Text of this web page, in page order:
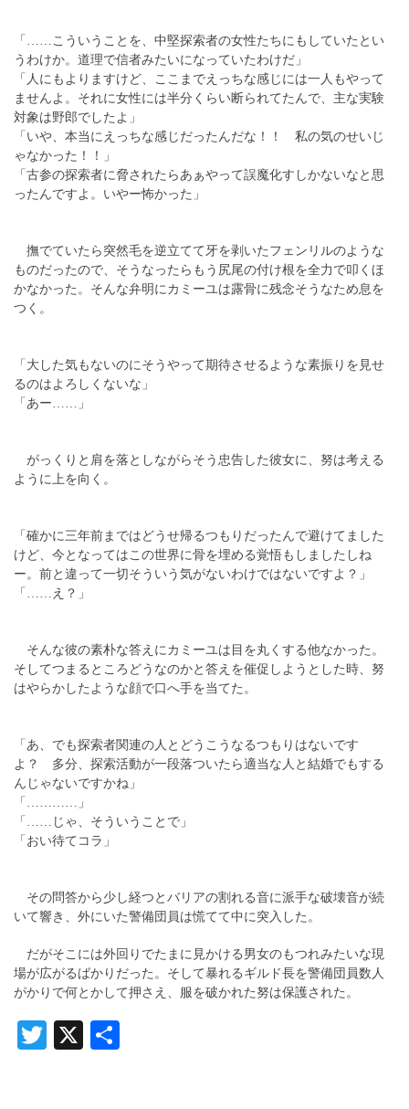
「……こういうことを、中堅探索者の女性たちにもしていたとい
うわけか。道理で信者みたいになっていたわけだ」
「人にもよりますけど、ここまでえっちな感じには一人もやって
ませんよ。それに女性には半分くらい断られてたんで、主な実験
対象は野郎でしたよ」
「いや、本当にえっちな感じだったんだな！！ 私の気のせいじ
ゃなかった！！」
「古参の探索者に脅されたらあぁやって誤魔化すしかないなと思
ったんですよ。いやー怖かった」
撫でていたら突然毛を逆立てて牙を剥いたフェンリルのような
ものだったので、そうなったらもう尻尾の付け根を全力で叩くほ
かなかった。そんな弁明にカミーユは露骨に残念そうなため息を
つく。
「大した気もないのにそうやって期待させるような素振りを見せ
るのはよろしくないな」
「あー……」
がっくりと肩を落としながらそう忠告した彼女に、努は考える
ように上を向く。
「確かに三年前まではどうせ帰るつもりだったんで避けてました
けど、今となってはこの世界に骨を埋める覚悟もしましたしね
ー。前と違って一切そういう気がないわけではないですよ？」
「……え？」
そんな彼の素朴な答えにカミーユは目を丸くする他なかった。
そしてつまるところどうなのかと答えを催促しようとした時、努
はやらかしたような顔で口へ手を当てた。
「あ、でも探索者関連の人とどうこうなるつもりはないです
よ？ 多分、探索活動が一段落ついたら適当な人と結婚でもする
んじゃないですかね」
「…………」
「……じゃ、そういうことで」
「おい待てコラ」
その問答から少し経つとバリアの割れる音に派手な破壊音が続
いて響き、外にいた警備団員は慌てて中に突入した。
だがそこには外回りでたまに見かける男女のもつれみたいな現
場が広がるばかりだった。そして暴れるギルド長を警備団員数人
がかりで何とかして押さえ、服を破かれた努は保護された。
Twitter
X